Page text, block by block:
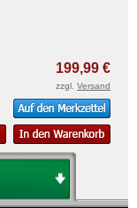
199,99 €
zzgl. Versand